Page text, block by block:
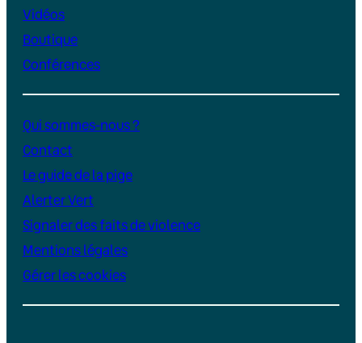
Vidéos
Boutique
Conférences
Qui sommes-nous ?
Contact
Le guide de la pige
Alerter Vert
Signaler des faits de violence
Mentions légales
Gérer les cookies